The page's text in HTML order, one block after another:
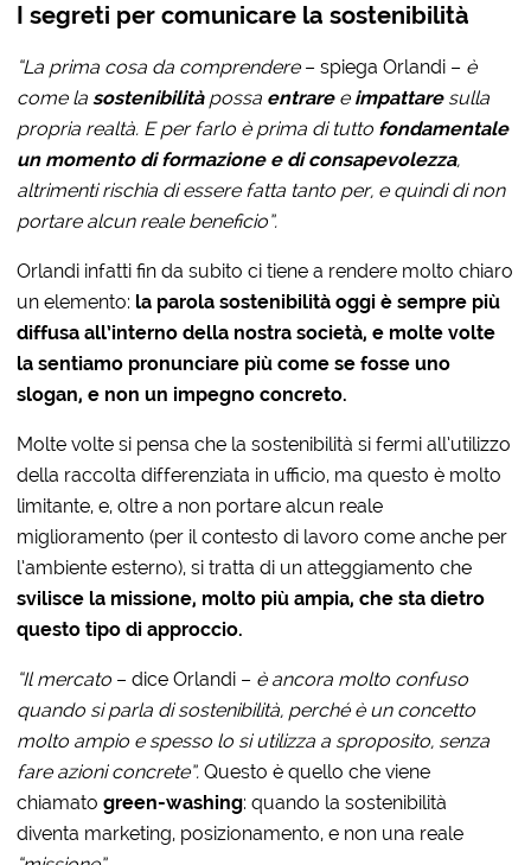
I segreti per comunicare la sostenibilità
“La prima cosa da comprendere – spiega Orlandi – è
come lasostenibilitàpossa entraree impattaresulla
propria realtà. E per farlo è prima di tutto fondamentale
un momento di formazione e di consapevolezza,
altrimenti rischia di essere fatta tanto per, e quindi di non
portare alcun reale beneficio”.
Orlandi infatti fin da subito ci tiene a rendere molto chiaro
un elemento: la parola sostenibilità oggi è sempre più
diffusa all’interno della nostra società, e molte volte
la sentiamo pronunciare più come se fosse uno
slogan, e non un impegno concreto.
Molte volte si pensa che la sostenibilità si fermi all’utilizzo
della raccolta differenziata in ufficio, ma questo è molto
limitante, e, oltre a non portare alcun reale
miglioramento (per il contesto di lavoro come anche per
l’ambiente esterno), si tratta di un atteggiamento che
svilisce la missione, molto più ampia, che sta dietro
questo tipo di approccio.
“Il mercato – dice Orlandi – è ancora molto confuso
quando si parla di sostenibilità, perché è un concetto
molto ampio e spesso lo si utilizza a sproposito, senza
fare azioni concrete”.Questo è quello che viene
chiamato green-washing: quando la sostenibilità
diventa marketing, posizionamento, e non una reale